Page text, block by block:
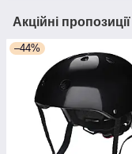
Акційні
–44%